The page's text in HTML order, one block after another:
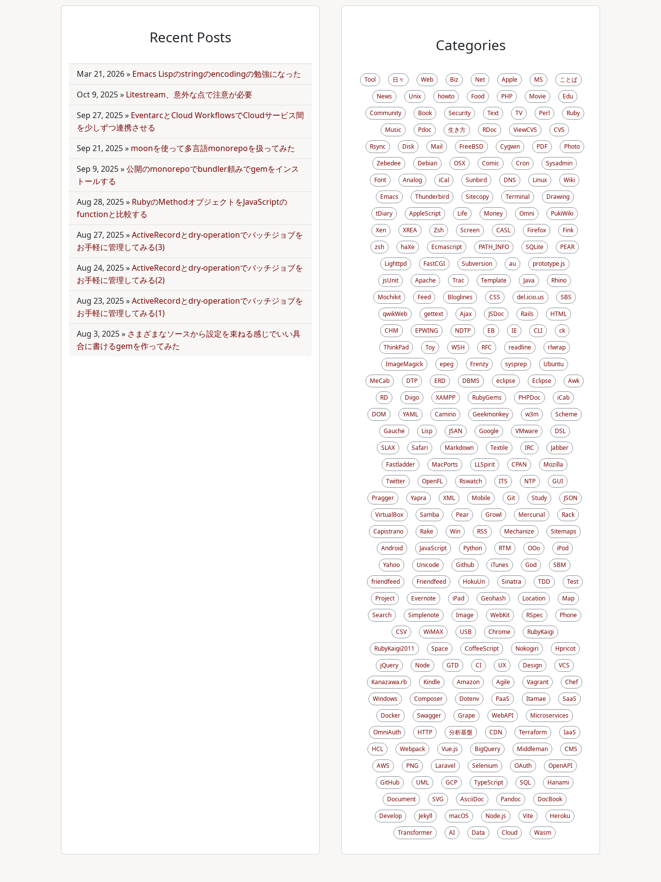
Recent Posts
Mar 21, 2026» Emacs Lispのstringのencodingの勉強になった
Oct 9, 2025» Litestream、意外な点で注意が必要
Sep 27, 2025» EventarcとCloud WorkflowsでCloudサービス間
を少しずつ連携させる
Sep 21, 2025» moonを使って多言語monorepoを扱ってみた
Sep 9, 2025»公開のmonorepoでbundler頼みでgemをインス
トールする
Aug 28, 2025» RubyのMethodオブジェクトをJavaScriptの
functionと比較する
Aug 27, 2025»ActiveRecordとdry-operationでバッチジョブを
お手軽に管理してみる(3)
Aug 24, 2025»ActiveRecordとdry-operationでバッチジョブを
お手軽に管理してみる(2)
Aug 23, 2025»ActiveRecordとdry-operationでバッチジョブを
お手軽に管理してみる(1)
Aug 3, 2025» さまざまなソースから設定を束ねる感じでいい具
合に書けるgemを作ってみた
Categories
Tool 日々 Web Biz Net Apple MS
ことば
News
Unix howto Food PHP Movie
Edu
Community
Book Security Text TV Perl
Ruby
Music
Pdoc 生き方 RDoc ViewCVS
CVS
Rsync
Disk Mail FreeBSD Cygwin PDF
Photo
Zebedee
Debian OSX Comic Cron
Sysadmin
Font
Analog iCal Sunbird DNS Linux
Wiki
Emacs
Thunderbird Sitecopy Terminal
Drawing
tDiary
AppleScript Life Money Omni
PukiWiki
Xen
XREA Zsh Screen CASL Firefox
Fink
zsh
haXe Ecmascript PATH_INFO SQLite
PEAR
Lighttpd
FastCGI Subversion au
prototype.js
jsUnit
Apache Trac Template Java
Rhino
Mochikit
Feed Bloglines CSS del.icio.us
SBS
qwikWeb
gettext Ajax JSDoc Rails
HTML
CHM
EPWING NDTP EB IE CLI
ck
ThinkPad
Toy WSH RFC readline
rlwrap
ImageMagick
epeg Frenzy sysprep
Ubuntu
MeCab
DTP ERD DBMS eclipse Eclipse
Awk
RD
Diigo XAMPP RubyGems PHPDoc
iCab
DOM
YAML Camino Geekmonkey w3m
Scheme
Gauche
Lisp JSAN Google VMware
DSL
SLAX
Safari Markdown Textile IRC
Jabber
Fastladder
MacPorts LLSpirit CPAN
Mozilla
Twitter
OpenFL Rswatch ITS NTP
GUI
Pragger
Yapra XML Mobile Git Study
JSON
VirtualBox
Samba Pear Growl Mercurial
Rack
Capistrano
Rake Win RSS Mechanize
Sitemaps
Android
JavaScript Python RTM OOo
iPod
Yahoo
Unicode Github iTunes God
SBM
friendfeed
Friendfeed HokuUn Sinatra TDD
Test
Project
Evernote iPad Geohash Location
Map
Search
Simplenote Image WebKit RSpec
Phone
CSV
WiMAX USB Chrome
RubyKaigi
RubyKaigi2011
Space CoffeeScript Nokogiri
Hpricot
jQuery
Node GTD CI UX Design
VCS
Kanazawa.rb
Kindle Amazon Agile Vagrant
Chef
Windows
Composer Dotenv PaaS Itamae
SaaS
Docker
Swagger Grape WebAPI
Microservices
OmniAuth
HTTP 分析基盤 CDN Terraform
IaaS
HCL
Webpack Vue.js BigQuery Middleman
CMS
AWS
PNG Laravel Selenium OAuth
OpenAPI
GitHub
UML GCP TypeScript SQL
Hanami
Document
SVG AsciiDoc Pandoc
DocBook
Develop
Jekyll macOS Node.js Vite
Heroku
Transformer
AI Data Cloud Wasm